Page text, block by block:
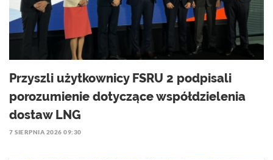
Przyszli użytkownicy FSRU 2 podpisali
porozumienie dotyczące współdzielenia
dostaw LNG
7 SIERPNIA 2026 09:30